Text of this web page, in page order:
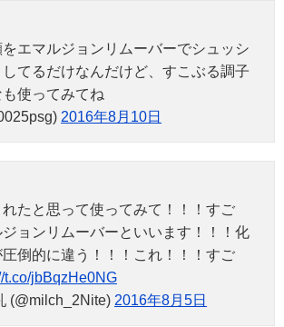
エマルジョンリムーバーでシュッシ
してるだけなんだけど、すこぶる調子
使ってみてね
2016年8月10日
たと思って使ってみて！！！すご
ョンリムーバーといいます！！！化
倒的に違う！！！これ！！！すご
t.co/jbBqzHe0NG
(@milch_2Nite) 2016年8月5日